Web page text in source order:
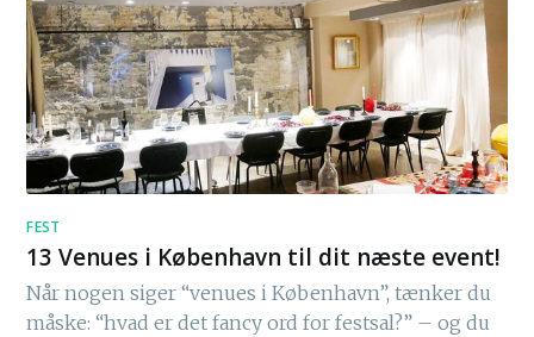
FEST
13 Venues i København til dit næste event!
Når nogen siger “venues i København”, tænker du
måske: “hvad er det fancy ord for festsal?” – og du